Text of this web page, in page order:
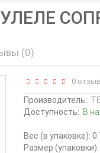
(0)
0
Производитель:
Доступность: В
Вес (в упаковке):
Размер